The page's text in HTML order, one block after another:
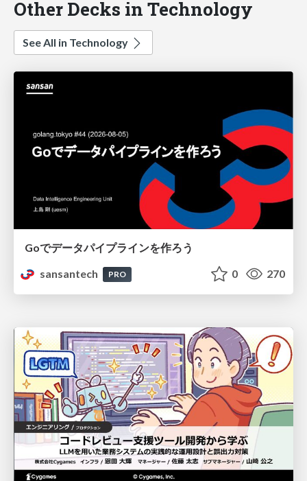
Other Decks in Technology
See All in Technology
Goでデータパイプラインを作ろう
sansantech
PRO 0 270